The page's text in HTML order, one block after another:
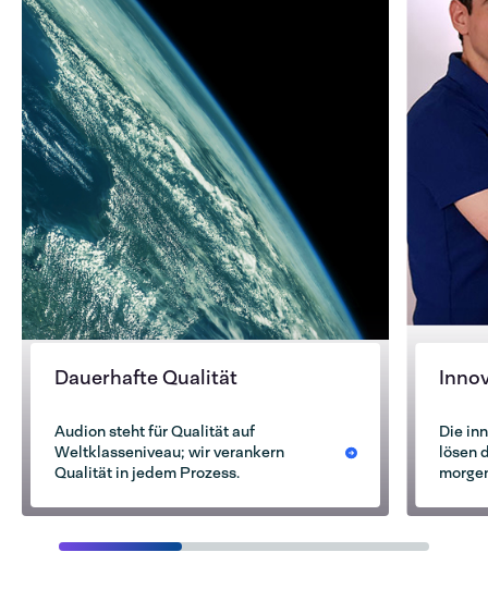
Dauerhafte Qualität
Audion steht für Qualität auf
Weltklasseniveau; wir verankern
Qualität in jedem Prozess.
Die
lösen